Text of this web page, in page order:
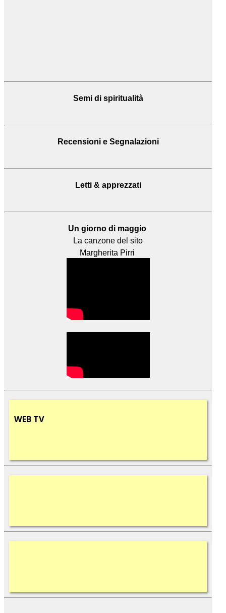
Semi di spiritualità
Recensioni e Segnalazioni
Letti & apprezzati
Un giorno di maggio
La canzone del sito
Margherita Pirri
WEB TV